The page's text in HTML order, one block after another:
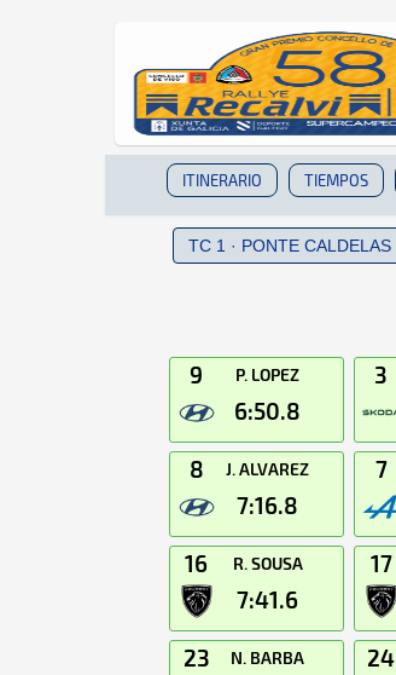
ITINERARIO TIEMPOS
9 P. LOPEZ
6:50.8
3
8 J. ALVAREZ
7:16.8
7
16 R. SOUSA
7:41.6
17
23 N. BARBA 24